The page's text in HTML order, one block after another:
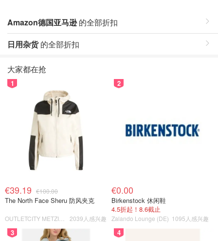
Amazon德国亚马逊的全部折扣
日用杂货的全部折扣
大家都在抢
1
€39.19 €100.00
The North Face Sheru 防风夹克
2039人感兴趣
2
€0.00
Birkenstock 休闲鞋
4.5折起！8.6截止
Zalando Lounge (DE) 1095人感兴趣
3 4